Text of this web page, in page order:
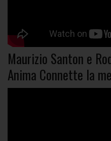
Maurizio Santon e
Anima Connette la